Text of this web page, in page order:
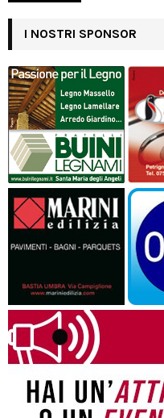
I NOSTRI SPONSOR